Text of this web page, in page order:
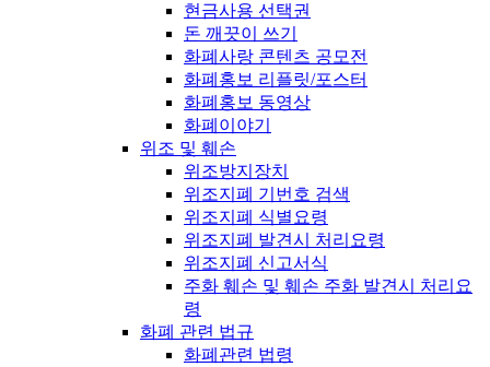
현금사용 선택권
돈 깨끗이 쓰기
화폐사랑 콘텐츠 공모전
화폐홍보 리플릿/포스터
화폐홍보 동영상
화폐이야기
위조 및 훼손
위조방지장치
위조지폐 기번호 검색
위조지폐 식별요령
위조지폐 발견시 처리요령
위조지폐 신고서식
주화 훼손 및 훼손 주화 발견시 처리요
령
화폐 관련 법규
화폐관련 법령